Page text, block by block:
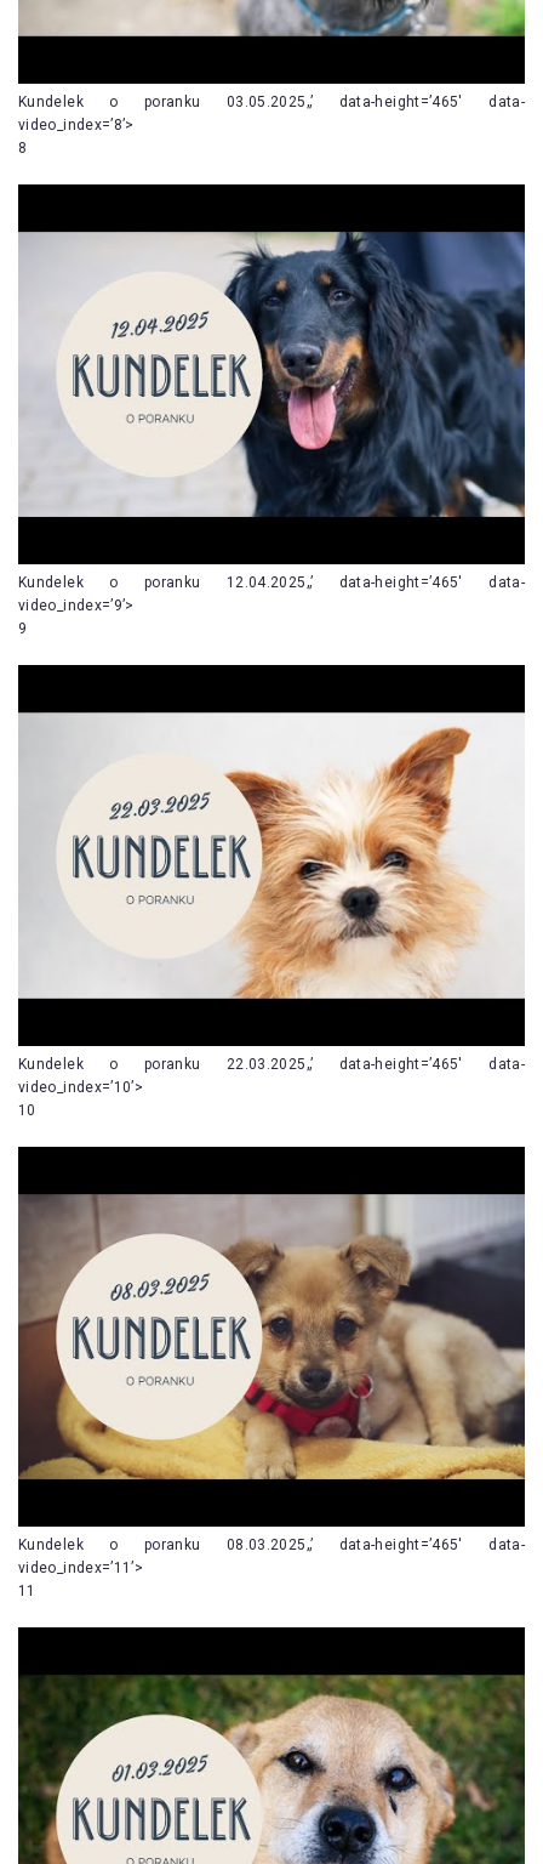
Kundelek o poranku 03.05.2025„’ data-height=’465′ data-
video_index=’8’>
8
Kundelek o poranku 12.04.2025„’ data-height=’465′ data-
video_index=’9’>
9
Kundelek o poranku 22.03.2025„’ data-height=’465′ data-
video_index=’10’>
10
Kundelek o poranku 08.03.2025„’ data-height=’465′ data-
video_index=’11’>
11